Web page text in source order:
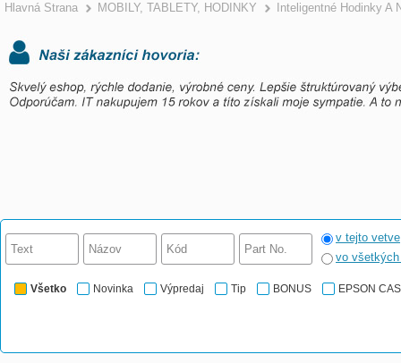
Hlavná Strana >
MOBILY, TABLETY, HODINKY >
Inteligentné Hodinky A
v tejto vetve
vo
Všetko Novinka Výpredaj Tip BONUS EPSON